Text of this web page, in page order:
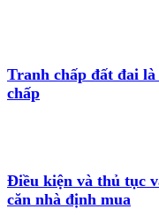
Tranh chấp đất đai
chấp
Điều kiện và thủ tục
căn nhà định mua